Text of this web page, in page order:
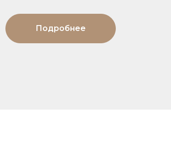
Подробнее